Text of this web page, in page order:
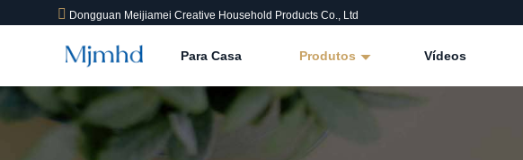
Dongguan Meijiamei Creative Household Products Co., Ltd
Para Casa Produtos Vídeos